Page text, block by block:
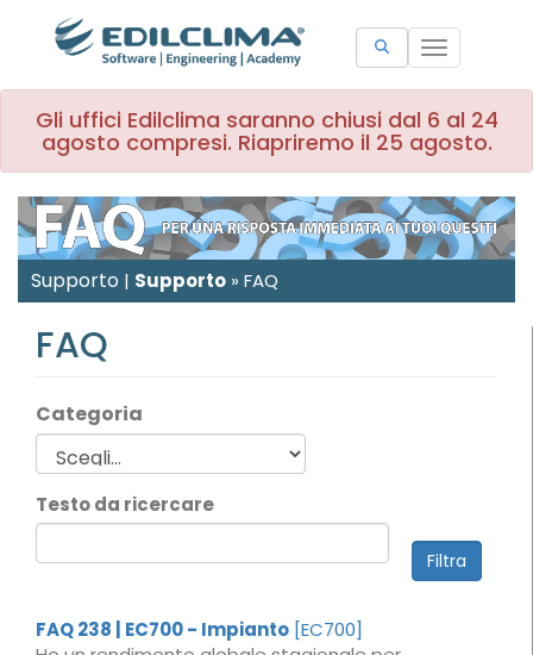
Toggle
navigation
Gli uffici Edilclima saranno chiusi dal 6 al 24
agosto compresi. Riapriremo il 25 agosto.
Supporto | Supporto » FAQ
FAQ
Categoria
Testo da ricercare
FAQ 238 | EC700 - Impianto [EC700]